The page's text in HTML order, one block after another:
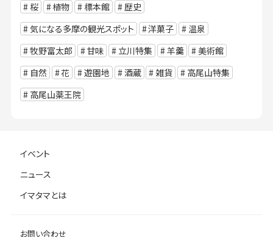
桜
植物 標本館
歴史
気になる多摩の観光スポット
洋菓子
温泉
牧野富太郎
甘味 立川特集 羊羹
美術館
自然
花 遊園地 酒蔵 雑貨
高尾山特集
高尾山薬王院
イベント
ニュース
イマタマとは
お問い合わせ